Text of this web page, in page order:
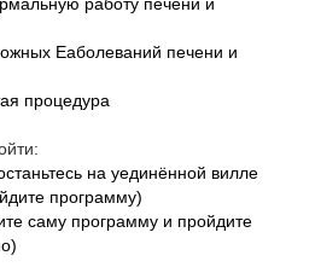
Еаболеваний печени и
процедура
на уединённой вилле
программу)
саму программу и пройдите